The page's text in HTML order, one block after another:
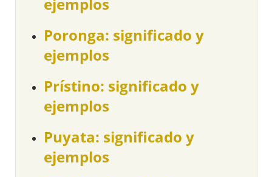
ejemplos
Poronga: significado y
ejemplos
Prístino: significado y
ejemplos
Puyata: significado y
ejemplos